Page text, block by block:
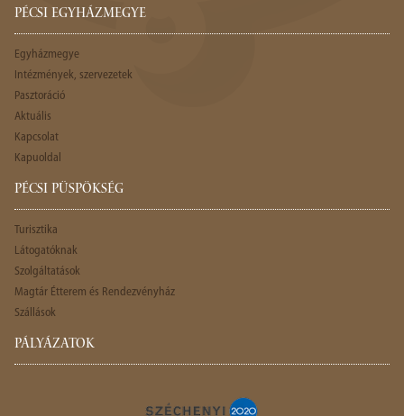
PÉCSI EGYHÁZMEGYE
Egyházmegye
Intézmények, szervezetek
Pasztoráció
Aktuális
Kapcsolat
Kapuoldal
PÉCSI PÜSPÖKSÉG
Turisztika
Látogatóknak
Szolgáltatások
Magtár Étterem és Rendezvényház
Szállások
PÁLYÁZATOK